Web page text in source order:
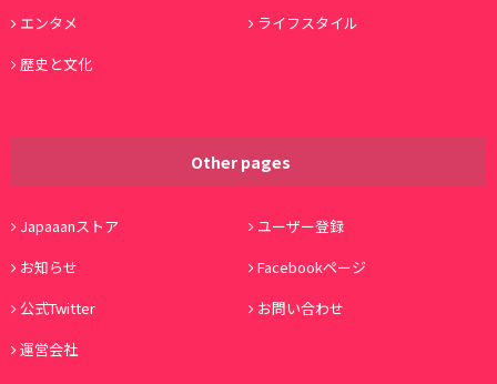
エンタメ
ライフスタイル
歴史と文化
Other pages
Japaaanストア
ユーザー登録
お知らせ
Facebookページ
公式Twitter
お問い合わせ
運営会社